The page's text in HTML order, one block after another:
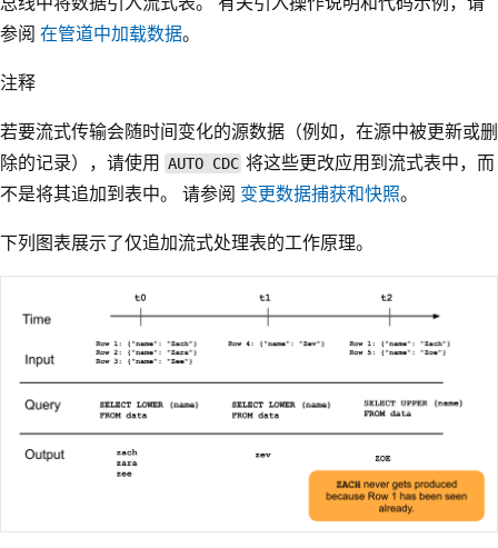
参阅 在管道中加载数据。
注释
若要流式传输会随时间变化的源数据（例如，在源中被更新或删
除的记录），请使用 AUTO CDC 将这些更改应用到流式表中，而
不是将其追加到表中。 请参阅 变更数据捕获和快照。
下列图表展示了仅追加流式处理表的工作原理。